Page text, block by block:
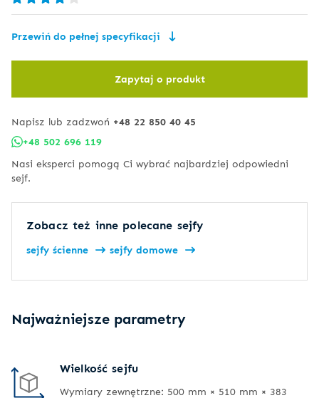
Przewiń do pełnej specyfikacji
Zapytaj o produkt
Napisz lub zadzwoń +48 22 850 40 45
+48 502 696 119
Nasi eksperci pomogą Ci wybrać najbardziej odpowiedni
sejf.
Zobacz też inne polecane sejfy
sejfy ścienne sejfy domowe
Najważniejsze parametry
Wielkość sejfu
Wymiary zewnętrzne: 500 mm × 510 mm × 383